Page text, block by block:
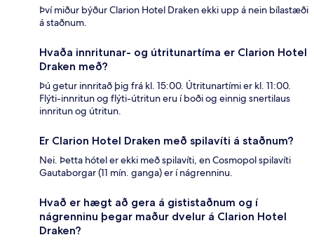
Því miður býður Clarion Hotel Draken ekki upp á nein bílastæði
á staðnum.
Hvaða innritunar- og útritunartíma er Clarion Hotel
Draken með?
Þú getur innritað þig frá kl. 15:00. Útritunartími er kl. 11:00.
Flýti-innritun og flýti-útritun eru í boði og einnig snertilaus
innritun og útritun.
Er Clarion Hotel Draken með spilavíti á staðnum?
Nei. Þetta hótel er ekki með spilavíti, en Cosmopol spilavíti
Gautaborgar (11 mín. ganga) er í nágrenninu.
Hvað er hægt að gera á gististaðnum og í
nágrenninu þegar maður dvelur á Clarion Hotel
Draken?